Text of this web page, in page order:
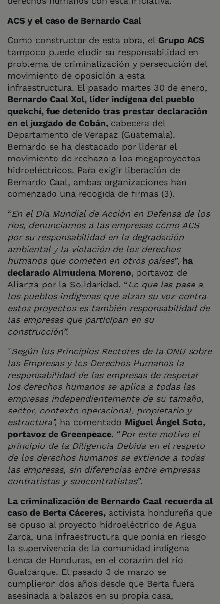
ACS y el caso de Bernardo Caal
Como constructor de esta obra, el Grupo ACS
tampoco puede eludir su responsabilidad en
problema de criminalización y persecución del
movimiento de oposición a esta
infraestructura. El pasado martes 30 de enero,
Bernardo Caal Xol, líder indígena del pueblo
quekchí, fue detenido tras prestar declaración
en el juzgado de Cobán, cabecera del
Departamento de Verapaz (Guatemala).
Bernardo se ha destacado por liderar el
movimiento de rechazo a los megaproyectos
hidroeléctricos. Para exigir liberación de
Bernardo Caal, ambas organizaciones han
comenzado una recogida de firmas (3).
“En el Día Mundial de Acción en Defensa de los
ríos, denunciamos a las empresas como ACS
por su responsabilidad en la degradación
ambiental y la violación de los derechos
humanos que cometen en otros países”, ha
declarado Almudena Moreno, portavoz de
Alianza por la Solidaridad. “Lo que les pase a
los pueblos indígenas que alzan su voz contra
estos proyectos es también responsabilidad de
las empresas que participan en su
construcción”.
“Según los Principios Rectores de la ONU sobre
las Empresas y los Derechos Humanos la
responsabilidad de las empresas de respetar
los derechos humanos se aplica a todas las
empresas independientemente de su tamaño,
sector, contexto operacional, propietario y
estructura”, ha comentado Miguel Ángel Soto,
portavoz de Greenpeace. “Por este motivo el
principio de la Diligencia Debida en el respeto
de los derechos humanos se extiende a todas
las empresas, sin diferencias entre empresas
contratistas y subcontratistas”.
La criminalización de Bernardo Caal recuerda al
caso de Berta Cáceres, activista hondureña que
se opuso al proyecto hidroeléctrico de Agua
Zarca, una infraestructura que ponía en riesgo
la supervivencia de la comunidad indígena
Lenca de Honduras, en el corazón del río
Gualcarque. El pasado 3 de marzo se
cumplieron dos años desde que Berta fuera
asesinada a balazos en su propia casa,